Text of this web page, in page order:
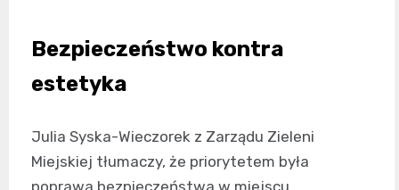
Bezpieczeństwo kontra
estetyka
Julia Syska-Wieczorek z Zarządu Zieleni
Miejskiej tłumaczy, że priorytetem była
poprawa bezpieczeństwa w miejscu